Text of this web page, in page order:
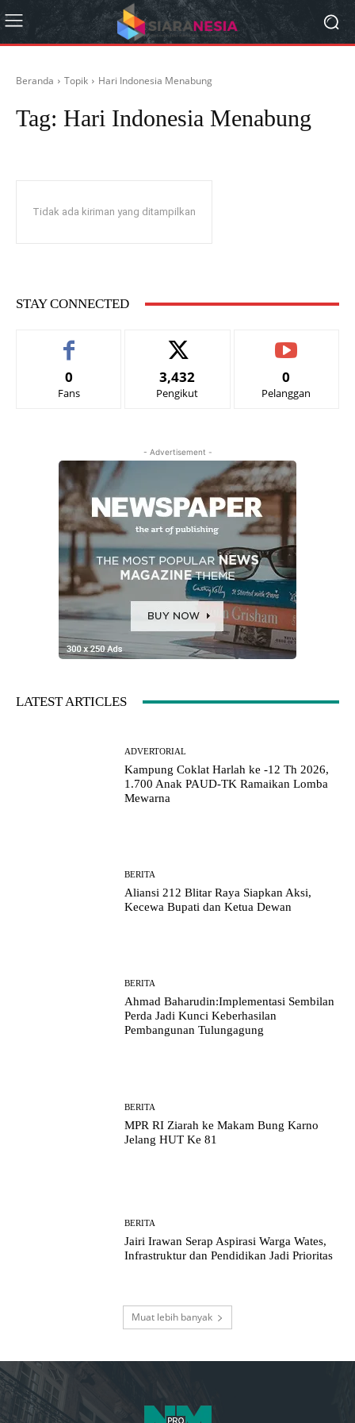
Beranda Topik Hari Indonesia Menabung
Tag: Hari Indonesia Menabung
Tidak ada kiriman yang ditampilkan
STAY CONNECTED
0
Fans
3,432
Pengikut
0
Pelanggan
- Advertisement -
LATEST ARTICLES
ADVERTORIAL
Kampung Coklat Harlah ke -12 Th 2026,
1.700 Anak PAUD-TK Ramaikan Lomba
Mewarna
BERITA
Aliansi 212 Blitar Raya Siapkan Aksi,
Kecewa Bupati dan Ketua Dewan
BERITA
Ahmad Baharudin:Implementasi Sembilan
Perda Jadi Kunci Keberhasilan
Pembangunan Tulungagung
BERITA
MPR RI Ziarah ke Makam Bung Karno
Jelang HUT Ke 81
BERITA
Jairi Irawan Serap Aspirasi Warga Wates,
Infrastruktur dan Pendidikan Jadi Prioritas
Muat lebih banyak